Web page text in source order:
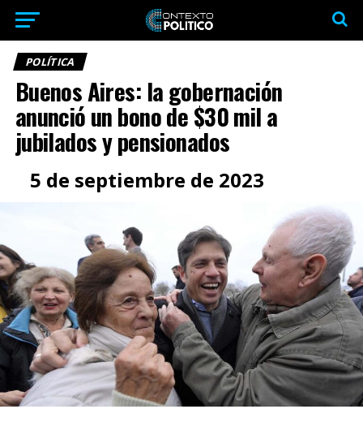
POLÍTICA
Buenos Aires: la gobernación
anunció un bono de $30 mil a
jubilados y pensionados
5 de septiembre de 2023